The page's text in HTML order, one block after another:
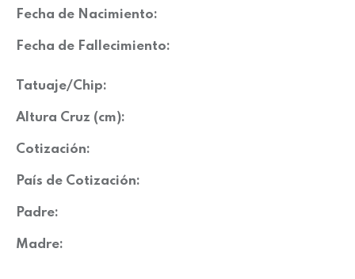
Fecha de Nacimiento:
Fecha de Fallecimiento:
Tatuaje/Chip:
Altura Cruz (cm):
Cotización:
País de Cotización:
Padre:
Madre: